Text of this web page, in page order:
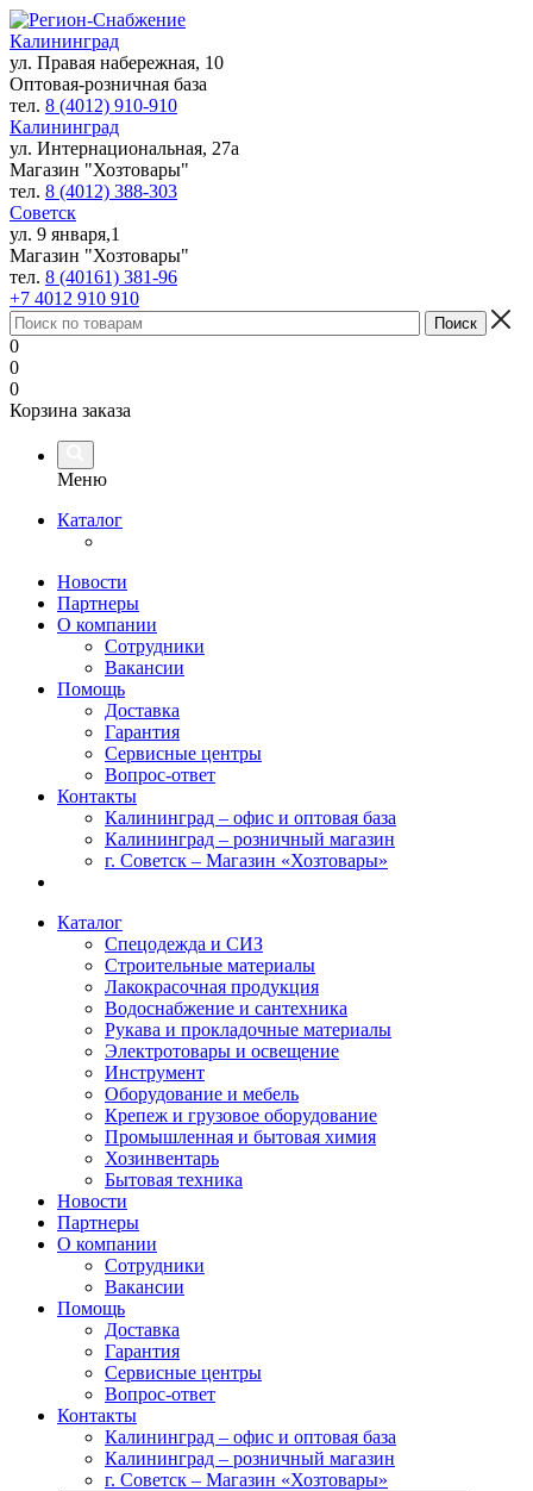
Калининград
ул. Правая набережная, 10
Оптовая-розничная база
тел. 8 (4012) 910-910
Калининград
ул. Интернациональная, 27а
Магазин "Хозтовары"
тел. 8 (4012) 388-303
Советск
ул. 9 января,1
Магазин "Хозтовары"
тел. 8 (40161) 381-96
+7 4012 910 910
0
0
0
Корзина заказа
Меню
Каталог
Новости
Партнеры
О компании
Сотрудники
Вакансии
Помощь
Доставка
Гарантия
Сервисные центры
Вопрос-ответ
Контакты
Калининград – офис и оптовая база
Калининград – розничный магазин
г. Советск – Магазин «Хозтовары»
Каталог
Спецодежда и СИЗ
Строительные материалы
Лакокрасочная продукция
Водоснабжение и сантехника
Рукава и прокладочные материалы
Электротовары и освещение
Инструмент
Оборудование и мебель
Крепеж и грузовое оборудование
Промышленная и бытовая химия
Хозинвентарь
Бытовая техника
Новости
Партнеры
О компании
Сотрудники
Вакансии
Помощь
Доставка
Гарантия
Сервисные центры
Вопрос-ответ
Контакты
Калининград – офис и оптовая база
Калининград – розничный магазин
г. Советск – Магазин «Хозтовары»